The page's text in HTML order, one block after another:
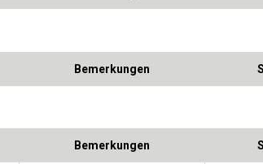
Bemerkungen
Bemerkungen